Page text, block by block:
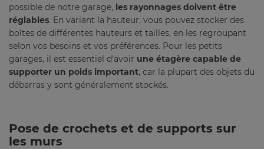
possible de notre garage, les rayonnages doivent être
réglables. En variant la hauteur, vous pouvez stocker des
boîtes de différentes hauteurs et tailles, en les regroupant
selon vos besoins et vos préférences. Pour les petits
garages, il est essentiel d'avoir une étagère capable de
supporter un poids important, car la plupart des objets du
débarras y sont généralement stockés.
Pose de crochets et de supports sur
les murs